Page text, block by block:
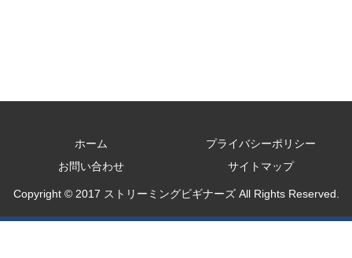
ホーム
プライバシーポリシー
お問い合わせ
サイトマップ
Copyright © 2017 ストリーミングビギナーズ All Rights Reserved.